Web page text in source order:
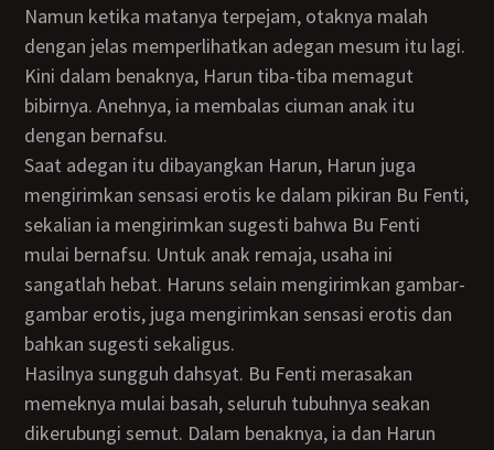
Namun ketika matanya terpejam, otaknya malah
dengan jelas memperlihatkan adegan mesum itu lagi.
Kini dalam benaknya, Harun tiba-tiba memagut
bibirnya. Anehnya, ia membalas ciuman anak itu
dengan bernafsu.
Saat adegan itu dibayangkan Harun, Harun juga
mengirimkan sensasi erotis ke dalam pikiran Bu Fenti,
sekalian ia mengirimkan sugesti bahwa Bu Fenti
mulai bernafsu. Untuk anak remaja, usaha ini
sangatlah hebat. Haruns selain mengirimkan gambar-
gambar erotis, juga mengirimkan sensasi erotis dan
bahkan sugesti sekaligus.
Hasilnya sungguh dahsyat. Bu Fenti merasakan
memeknya mulai basah, seluruh tubuhnya seakan
dikerubungi semut. Dalam benaknya, ia dan Harun